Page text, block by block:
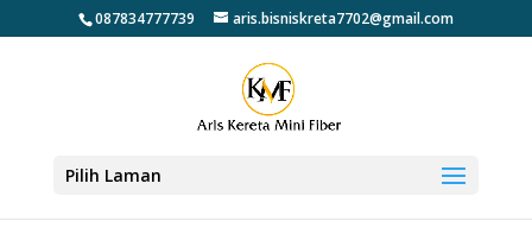
087834777739 aris.bisniskreta7702@gmail.com
Pilih Laman